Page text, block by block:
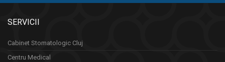
SERVICII
Cabinet Stomatologic Cluj
Centru Medical